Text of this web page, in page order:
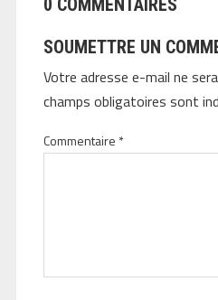
SOUMETTRE UN
Votre adresse e-mail ne
champs obligatoires sont
Commentaire *